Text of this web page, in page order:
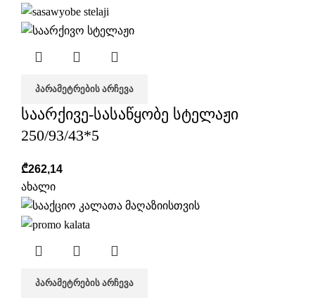
ᲞᲐᲠᲐᲛᲔᲢᲠᲔᲑᲘᲡ ᲐᲠᲩᲔᲕᲐ
საარქივე-სასაწყობე სტელაჟი
250/93/43*5
₾262,14
ახალი
ᲞᲐᲠᲐᲛᲔᲢᲠᲔᲑᲘᲡ ᲐᲠᲩᲔᲕᲐ